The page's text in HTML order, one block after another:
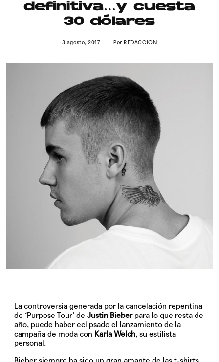
Aviso Legal
© 2015-2022 UMOMAG. PROPIEDAD DE UMO agency. TODOS LOS
DERECHOS RESERVADOS.
definitiva…y cuesta
30 dólares
3 agosto, 2017 PorREDACCION
La controversia generada por la cancelación repentina
de ‘Purpose Tour’ deJustin Bieberpara lo que resta de
año, puede haber eclipsado el lanzamiento de la
campaña de moda con Karla Welch, su estilista
personal.
Bieber siempre ha sido un gran amante de las t-shirts